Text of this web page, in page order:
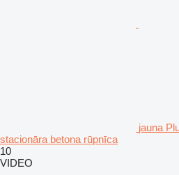
jauna
stacionāra betona rūpnīca
10
VIDEO